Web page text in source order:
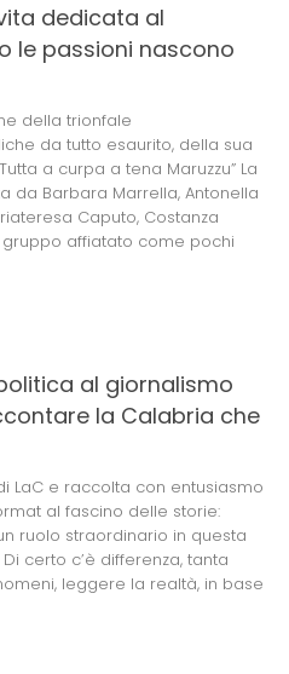
dedicata al
le passioni nascono
della trionfale
da tutto esaurito, della sua
a curpa a tena Maruzzu” La
da Barbara Marrella, Antonella
Caputo, Costanza
gruppo affiatato come pochi
al giornalismo
la Calabria che
LaC e raccolta con entusiasmo
al fascino delle storie:
ruolo straordinario in questa
certo c’è differenza, tanta
leggere la realtà, in base